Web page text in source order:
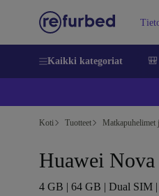
Kaikki kategoriat
Koti Tuotteet Matkapuhelimet
Huawei Nova
4 GB | 64 GB | Dual SIM |